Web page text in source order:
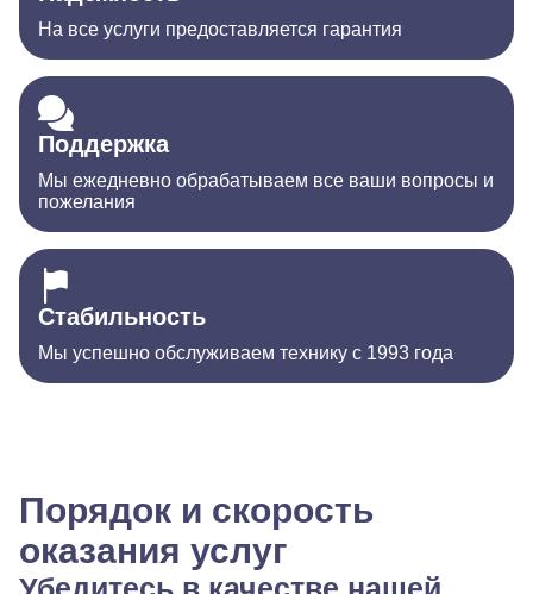
На все услуги предоставляется гарантия
Поддержка
Мы ежедневно обрабатываем все ваши вопросы и
пожелания
Стабильность
Мы успешно обслуживаем технику с 1993 года
Порядок и скорость
оказания услуг